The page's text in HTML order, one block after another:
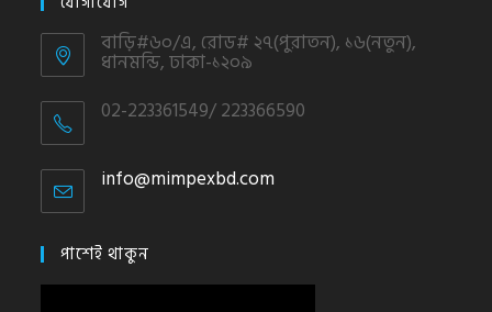
বাড়ি#৬০/এ, রোড# ২৭(পুরাতন), ১৬(নতুন),
ধানমন্ডি, ঢাকা-১২০৯
02-223361549/ 223366590
info@mimpexbd.com
পাশেই থাকুন